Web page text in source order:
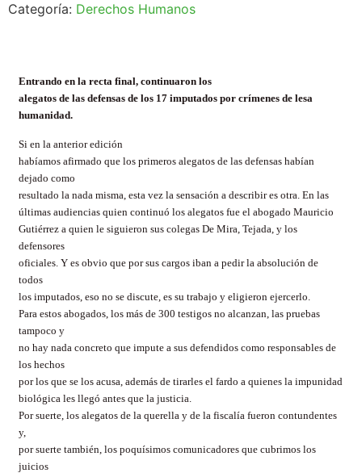
Categoría: Derechos Humanos
Entrando en la recta final, continuaron los
alegatos de las defensas de los 17 imputados por crímenes de lesa
humanidad.
Si en la anterior edición
habíamos afirmado que los primeros alegatos de las defensas habían
dejado como
resultado la nada misma, esta vez la sensación a describir es otra. En las
últimas audiencias quien continuó los alegatos fue el abogado Mauricio
Gutiérrez a quien le siguieron sus colegas De Mira, Tejada, y los
defensores
oficiales. Y es obvio que por sus cargos iban a pedir la absolución de
todos
los imputados, eso no se discute, es su trabajo y eligieron ejercerlo.
Para estos abogados, los más de 300 testigos no alcanzan, las pruebas
tampoco y
no hay nada concreto que impute a sus defendidos como responsables de
los hechos
por los que se los acusa, además de tirarles el fardo a quienes la impunidad
biológica les llegó antes que la justicia.
Por suerte, los alegatos de la querella y de la fiscalía fueron contundentes
y,
por suerte también, los poquísimos comunicadores que cubrimos los
juicios